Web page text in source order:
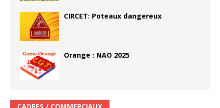
CIRCET: Poteaux dangereux
Orange : NAO 2025